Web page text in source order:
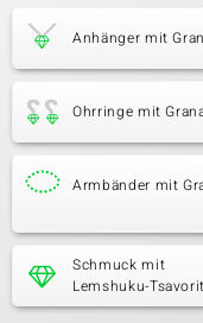
Anhänger mit
Ohrringe mit
Armbänder mit
Schmuck mit
Lemshuku-Tsavorit